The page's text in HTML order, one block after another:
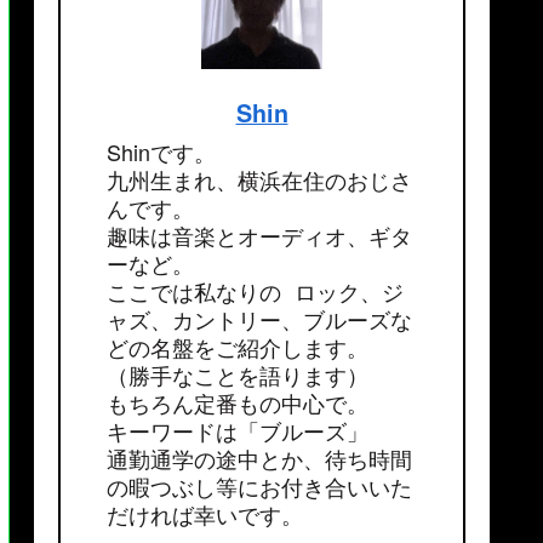
Shin
Shinです。
九州生まれ、横浜在住のおじさ
んです。
趣味は音楽とオーディオ、ギタ
ーなど。
ここでは私なりの ロック、ジ
ャズ、カントリー、ブルーズな
どの名盤をご紹介します。
（勝手なことを語ります）
もちろん定番もの中心で。
キーワードは「ブルーズ」
通勤通学の途中とか、待ち時間
の暇つぶし等にお付き合いいた
だければ幸いです。